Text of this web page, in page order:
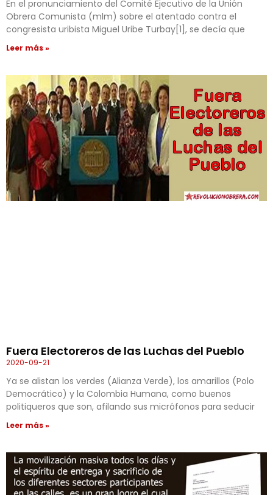
En el pronunciamiento del Comité Ejecutivo de la Unión
Obrera Comunista (mlm) sobre el atentado contra el
congresista uribista Miguel Uribe Turbay[1], se decía que
Leer más »
Fuera Electoreros de las Luchas del Pueblo
2020-09-21
Ya se alistan los verdes (Alianza Verde), los amarillos (Polo
Democrático) y la Colombia Humana, como buenos
politiqueros que son, afilando sus micrófonos para seducir
Leer más »